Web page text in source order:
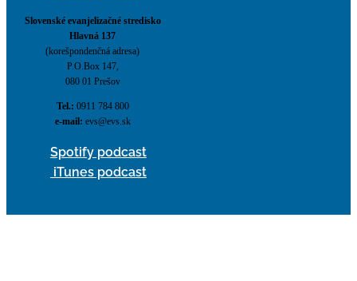
Slovenské evanjelizačné stredisko
Hlavná 137
(korešpondenčná adresa)
P.O.Box 147,
080 01 Prešov
Tel.: 0911 784 800
e-mail: evs@evs.sk
Spotify podcast
iTunes podcast